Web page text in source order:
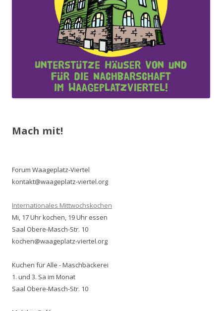
Mach mit!
Forum Waageplatz-Viertel
kontakt@waageplatz-viertel.org
Internationales Mittwochskochen
Mi, 17 Uhr kochen, 19 Uhr essen
Saal Obere-Masch-Str. 10
kochen@waageplatz-viertel.org
Kuchen für Alle - Maschbäckerei
1. und 3. Sa im Monat
Saal Obere-Masch-Str. 10